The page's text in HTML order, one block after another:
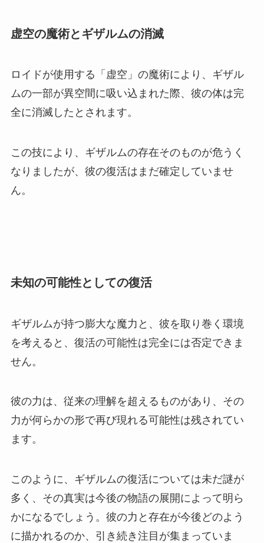
虚空の魔術とギザルムの消滅
ロイドが使用する「虚空」の魔術により、ギザル
ムの一部が異空間に吸い込まれた際、彼の体は完
全に消滅したとされます。
この技により、ギザルムの存在そのものが危うく
なりましたが、彼の復活はまだ確定していませ
ん。
未知の可能性としての復活
ギザルムが持つ膨大な魔力と、彼を取り巻く環境
を考えると、復活の可能性は完全には否定できま
せん。
彼の力は、従来の理解を超えるものがあり、その
力が何らかの形で再び現れる可能性は残されてい
ます。
このように、ギザルムの復活については未だ謎が
多く、その真実は今後の物語の展開によって明ら
かになるでしょう。彼の力と存在が今後どのよう
に描かれるのか、引き続き注目が集まっていま